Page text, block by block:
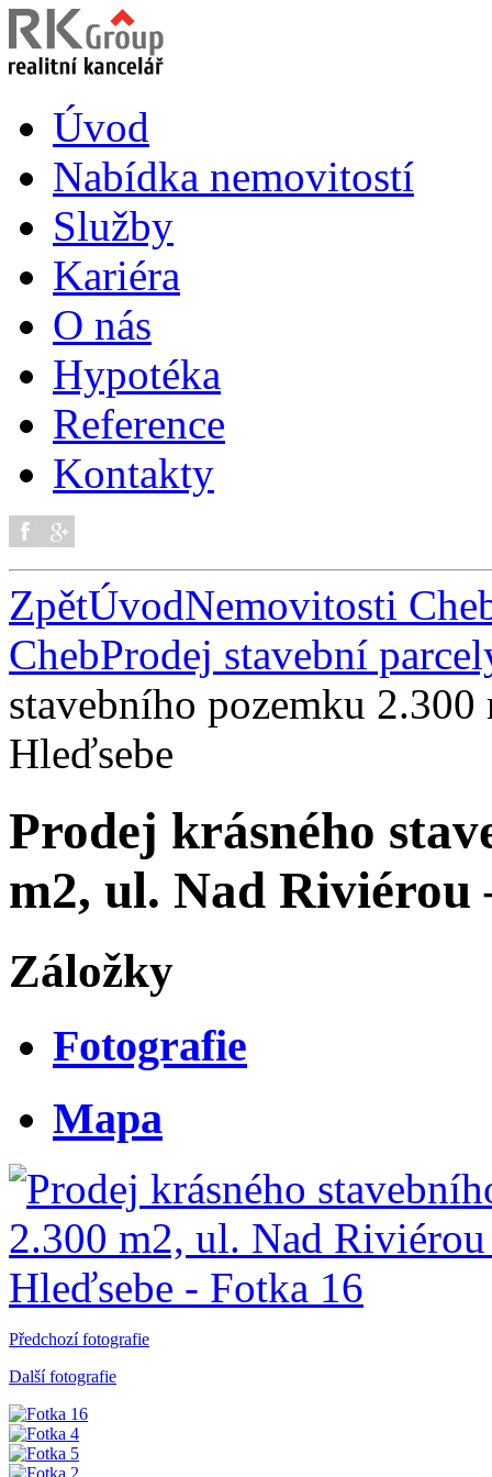
Úvod
Nabídka nemovitostí
Služby
Kariéra
O nás
Hypotéka
Reference
Kontakty
ZpětÚvodNemovitosti
ChebProdej stavební
stavebního pozemku
Hleďsebe
Prodej krásného
m2, ul. Nad Riviérou
Záložky
Fotografie
Mapa
Předchozí fotografie
Další fotografie